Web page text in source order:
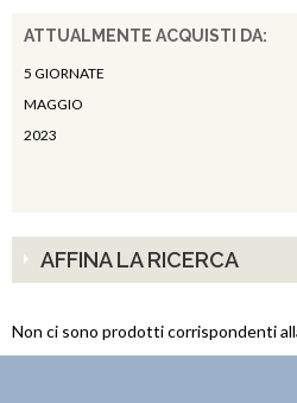
ATTUALMENTE ACQUISTI DA:
5 GIORNATE
MAGGIO
2023
AFFINA LA RICERCA
Non ci sono prodotti corrispondenti